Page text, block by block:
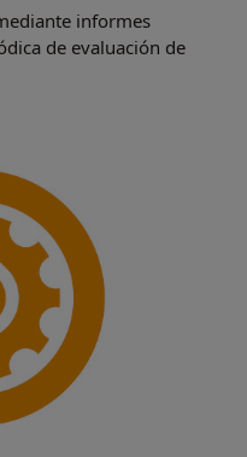
informes
de evaluación de